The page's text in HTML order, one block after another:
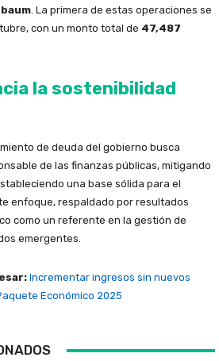
. La primera de estas operaciones se
con un monto total de 47,487
la sostenibilidad
de deuda del gobierno busca
de las finanzas públicas, mitigando
una base sólida para el
enfoque, respaldado por resultados
como un referente en la gestión de
emergentes.
Incrementar ingresos sin nuevos
Económico 2025